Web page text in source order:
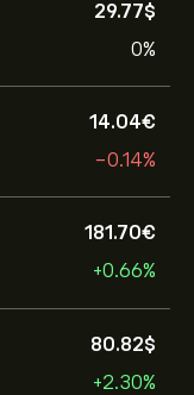
29.77‎$‎
0%
14.04‎€‎
-0.14%
181.70‎€‎
+0.66%
80.82‎$‎
+2.30%